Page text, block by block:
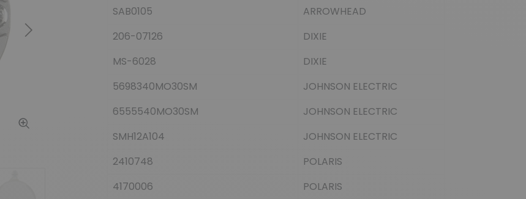
Siguiente
SAB0105
ARROWHEAD
206-07126
DIXIE
MS-6028
DIXIE
5698340MO30SM
JOHNSON ELECTRIC
6555540MO30SM
JOHNSON ELECTRIC
SMH12A104
JOHNSON ELECTRIC
2410748
POLARIS
4170006
POLARIS